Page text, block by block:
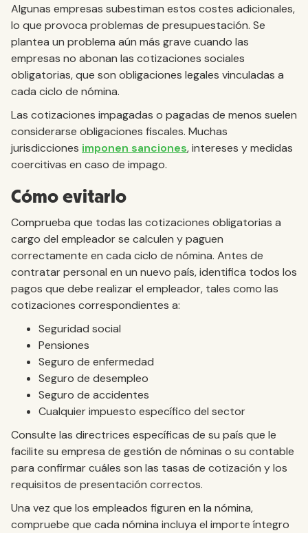
Algunas empresas subestiman estos costes adicionales,
lo que provoca problemas de presupuestación. Se
plantea un problema aún más grave cuando las
empresas no abonan las cotizaciones sociales
obligatorias, que son obligaciones legales vinculadas a
cada ciclo de nómina.
Las cotizaciones impagadas o pagadas de menos suelen
considerarse obligaciones fiscales. Muchas
jurisdicciones imponen sanciones, intereses y medidas
coercitivas en caso de impago.
Cómo evitarlo
Comprueba que todas las cotizaciones obligatorias a
cargo del empleador se calculen y paguen
correctamente en cada ciclo de nómina. Antes de
contratar personal en un nuevo país, identifica todos los
pagos que debe realizar el empleador, tales como las
cotizaciones correspondientes a:
Seguridad social
Pensiones
Seguro de enfermedad
Seguro de desempleo
Seguro de accidentes
Cualquier impuesto específico del sector
Consulte las directrices específicas de su país que le
facilite su empresa de gestión de nóminas o su contable
para confirmar cuáles son las tasas de cotización y los
requisitos de presentación correctos.
Una vez que los empleados figuren en la nómina,
compruebe que cada nómina incluya el importe íntegro